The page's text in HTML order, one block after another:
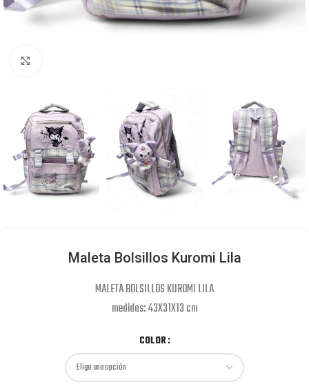
Maleta Bolsillos Kuromi Lila
MALETA BOLSILLOS KUROMI LILA
medidas: 43X31X13 cm
COLOR